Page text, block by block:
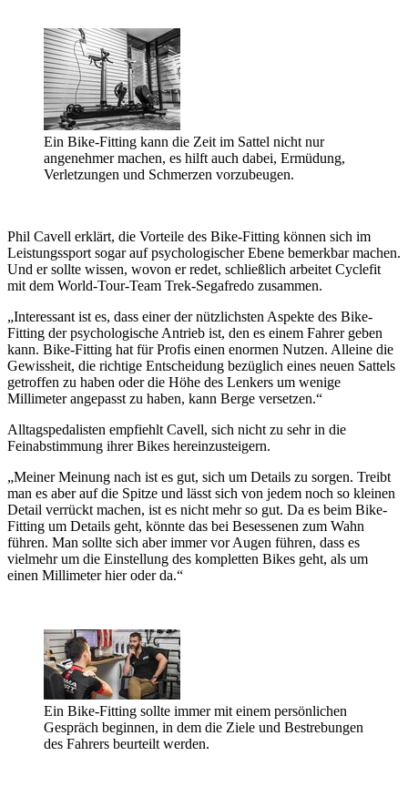
Ein Bike-Fitting kann die Zeit im Sattel nicht nur
angenehmer machen, es hilft auch dabei, Ermüdung,
Verletzungen und Schmerzen vorzubeugen.
Phil Cavell erklärt, die Vorteile des Bike-Fitting können sich im
Leistungssport sogar auf psychologischer Ebene bemerkbar machen.
Und er sollte wissen, wovon er redet, schließlich arbeitet Cyclefit
mit dem World-Tour-Team Trek-Segafredo zusammen.
„Interessant ist es, dass einer der nützlichsten Aspekte des Bike-
Fitting der psychologische Antrieb ist, den es einem Fahrer geben
kann. Bike-Fitting hat für Profis einen enormen Nutzen. Alleine die
Gewissheit, die richtige Entscheidung bezüglich eines neuen Sattels
getroffen zu haben oder die Höhe des Lenkers um wenige
Millimeter angepasst zu haben, kann Berge versetzen.“
Alltagspedalisten empfiehlt Cavell, sich nicht zu sehr in die
Feinabstimmung ihrer Bikes hereinzusteigern.
„Meiner Meinung nach ist es gut, sich um Details zu sorgen. Treibt
man es aber auf die Spitze und lässt sich von jedem noch so kleinen
Detail verrückt machen, ist es nicht mehr so gut. Da es beim Bike-
Fitting um Details geht, könnte das bei Besessenen zum Wahn
führen. Man sollte sich aber immer vor Augen führen, dass es
vielmehr um die Einstellung des kompletten Bikes geht, als um
einen Millimeter hier oder da.“
Ein Bike-Fitting sollte immer mit einem persönlichen
Gespräch beginnen, in dem die Ziele und Bestrebungen
des Fahrers beurteilt werden.